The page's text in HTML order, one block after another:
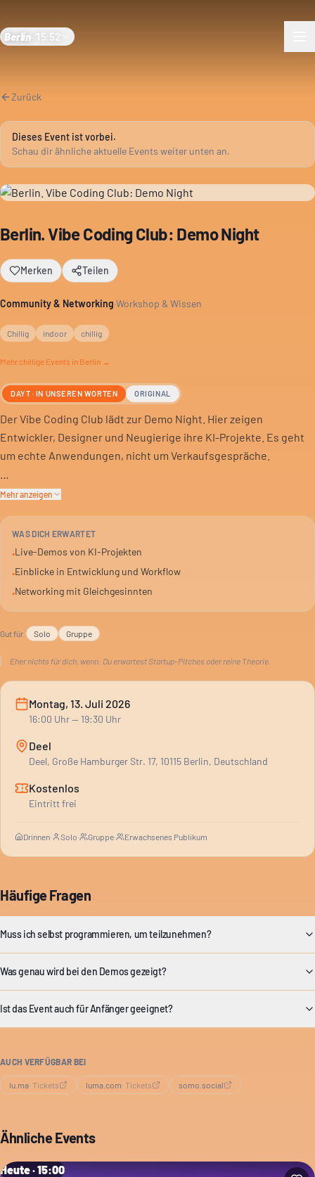
Berlin 15:52
Zurück
Dieses Event ist vorbei.
Schau dir ähnliche aktuelle Events weiter unten an.
Berlin. Vibe Coding Club: Demo Night
Merken Teilen
Community & Networking·Workshop & Wissen
Chillig indoor chillig
Mehr chillige Events in Berlin →
DAYT · IN UNSEREN WORTEN ORIGINAL
Der Vibe Coding Club lädt zur Demo Night. Hier zeigen
Entwickler, Designer und Neugierige ihre KI-Projekte. Es geht
um echte Anwendungen, nicht um Verkaufsgespräche.
Jeder Speaker hat fünf Minuten für die Live-Demo. Danach gibt
hinter die Kulissen, wie KI-Tools wirklich eingesetzt werden.
Erfahre, was gebaut wurde, warum und mit welcher Technik.
zur Sprache. Nach den Präsentationen bleibt Zeit für
Mehr anzeigen
WAS DICH ERWARTET
•Live-Demos von KI-Projekten
•Einblicke in Entwicklung und Workflow
•Networking mit Gleichgesinnten
Gut für Solo Gruppe
Eher nichts für dich, wenn: Du erwartest Startup-Pitches oder reine Theorie.
Montag, 13. Juli 2026
16:00 Uhr— 19:30 Uhr
Deel
Deel, Große Hamburger Str. 17, 10115 Berlin, Deutschland
Kostenlos
Eintritt frei
Drinnen· Solo· Gruppe· Erwachsenes Publikum
Häufige Fragen
Muss ich selbst programmieren, um teilzunehmen?
Was genau wird bei den Demos gezeigt?
Ist das Event auch für Anfänger geeignet?
AUCH VERFÜGBAR BEI
lu.ma· Tickets luma.com· Tickets somo.social
Ähnliche Events
Heute · 15:00